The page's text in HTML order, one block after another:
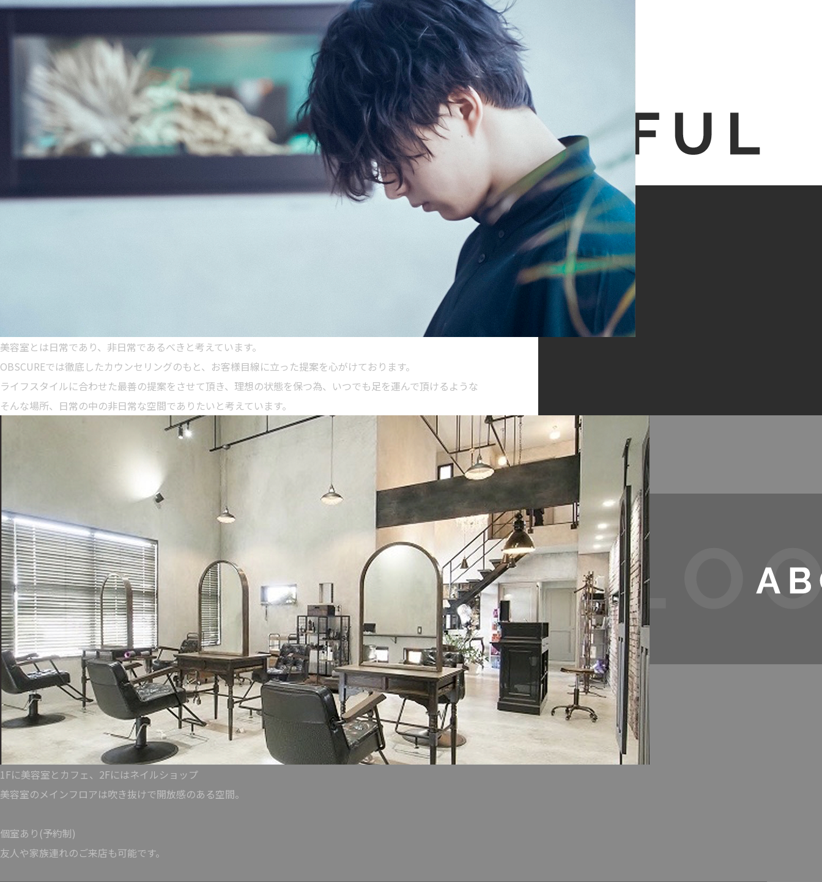
美容室とは日常であり、非日常であるべきと考えています。
OBSCUREでは徹底したカウンセリングのもと、お客様目線に立った提案を心がけております。
ライフスタイルに合わせた最善の提案をさせて頂き、理想の状態を保つ為、いつでも足を運んで頂けるような
そんな場所、日常の中の非日常な空間でありたいと考えています。
1Fに美容室とカフェ、2Fにはネイルショップ
美容室のメインフロアは吹き抜けで開放感のある空間。
個室あり(予約制)
友人や家族連れのご来店も可能です。